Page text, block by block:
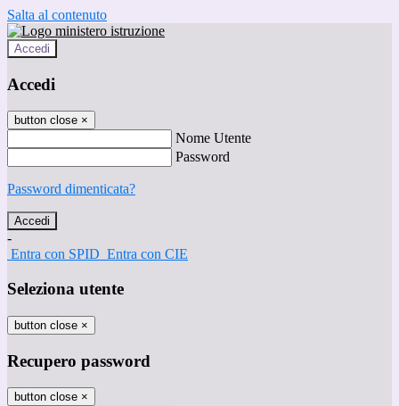
Salta al contenuto
Accedi
Accedi
button close ×
Nome Utente
Password
Password dimenticata?
-
Entra con SPID Entra con CIE
Seleziona utente
button close ×
Recupero password
button close ×